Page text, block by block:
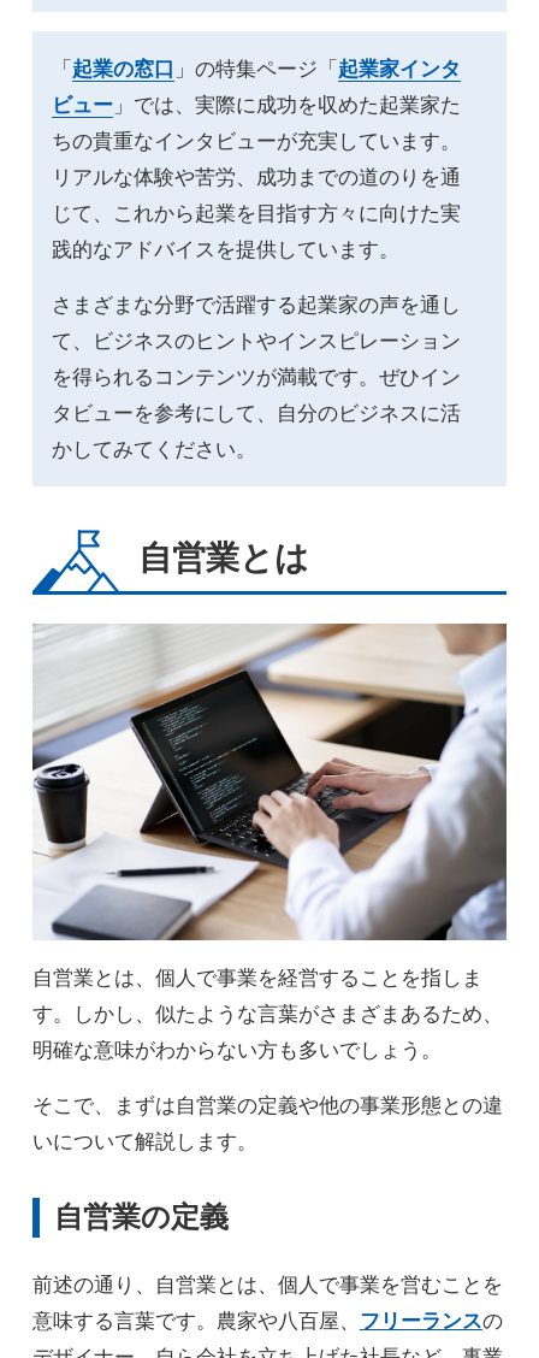
「 起業の窓口 」の特集ページ「 起業家インタ
ビュー」では、実際に成功を収めた起業家た
ちの貴重なインタビューが充実しています。
リアルな体験や苦労、成功までの道のりを通
じて、これから起業を目指す方々に向けた実
践的なアドバイスを提供しています。
さまざまな分野で活躍する起業家の声を通し
て、ビジネスのヒントやインスピレーション
を得られるコンテンツが満載です。ぜひイン
タビューを参考にして、自分のビジネスに活
かしてみてください。
自営業とは
自営業とは、個人で事業を経営することを指しま
す。しかし、似たような言葉がさまざまあるため、
明確な意味がわからない方も多いでしょう。
そこで、まずは自営業の定義や他の事業形態との違
いについて解説します。
自営業の定義
前述の通り、自営業とは、個人で事業を営むことを
意味する言葉です。農家や八百屋、 フリーランスの